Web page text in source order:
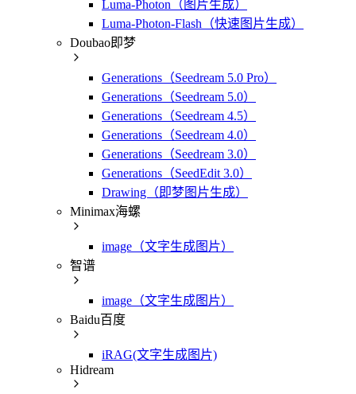
Luma-Photon（图片生成）
Luma-Photon-Flash（快速图片生成）
Doubao即梦
Generations（Seedream 5.0 Pro）
Generations（Seedream 5.0）
Generations（Seedream 4.5）
Generations（Seedream 4.0）
Generations（Seedream 3.0）
Generations（SeedEdit 3.0）
Drawing（即梦图片生成）
Minimax海螺
image（文字生成图片）
智谱
image（文字生成图片）
Baidu百度
iRAG(文字生成图片)
Hidream